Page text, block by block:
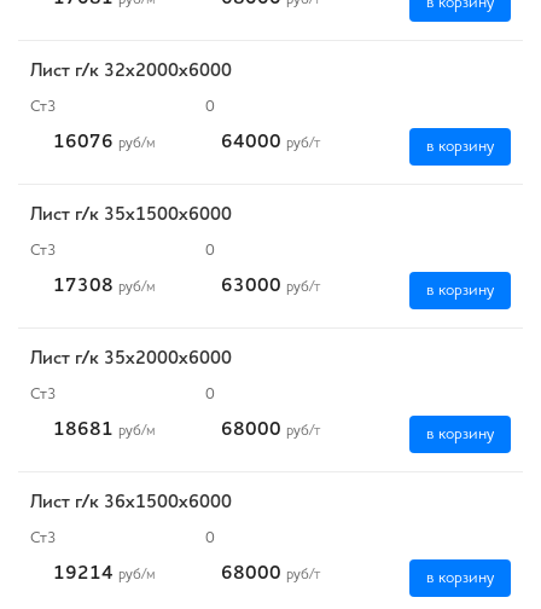
в корзину
Лист г/к 32х2000х6000
Ст3 0
16076 руб/м 64000 руб/т в корзину
Лист г/к 35х1500х6000
Ст3 0
17308 руб/м 63000 руб/т в корзину
Лист г/к 35х2000х6000
Ст3 0
18681 руб/м 68000 руб/т в корзину
Лист г/к 36х1500х6000
Ст3 0
19214 руб/м 68000 руб/т в корзину